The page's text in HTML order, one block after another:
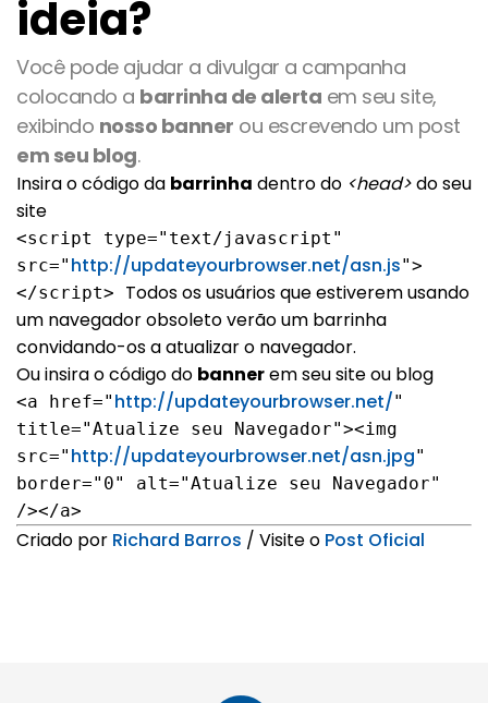
ideia?
Você pode ajudar a divulgar a campanha
colocando a barrinha de alerta em seu site,
exibindo nosso banner ou escrevendo um post
em seu blog.
Insira o código da barrinha dentro do <head>do seu
site
<script type="text/javascript"
src=" http://updateyourbrowser.net/asn.js">
</script> Todos os usuários que estiverem usando
um navegador obsoleto verão um barrinha
convidando-os a atualizar o navegador.
Ou insira o código do bannerem seu site ou blog
<a href=" http://updateyourbrowser.net/"
title="Atualize seu Navegador"><img
src=" http://updateyourbrowser.net/asn.jpg"
border="0" alt="Atualize seu Navegador"
/></a>
Criado por Richard Barros / Visite o Post Oficial